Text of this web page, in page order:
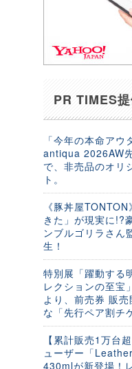
PR TIMES
「今年の本命アウ
antiqua 2026AW
で、非売品のオリ
ト。
《豚丼屋
きた」が現実に!?
ンブルゴリラさん
生！
特別展「躍動する
レクションの至宝
より、前売券 販
な「先行ペア割チ
【累計販売1万台
ューザー「
430mlが新登場！